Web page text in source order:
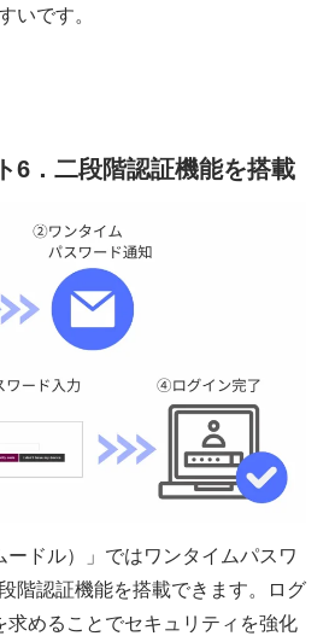
いです。
6．二段階認証機能を搭載
ードル）」ではワンタイムパスワ
階認証機能を搭載できます。ログ
求めることでセキュリティを強化